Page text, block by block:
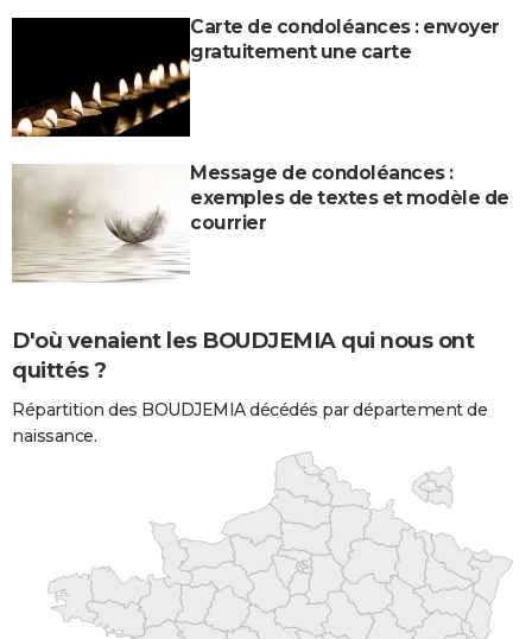
Carte de condoléances : envoyer
gratuitement une carte
Message de condoléances :
exemples de textes et modèle de
courrier
D'où venaient les BOUDJEMIA qui nous ont
quittés ?
Répartition des BOUDJEMIA décédés par département de
naissance.